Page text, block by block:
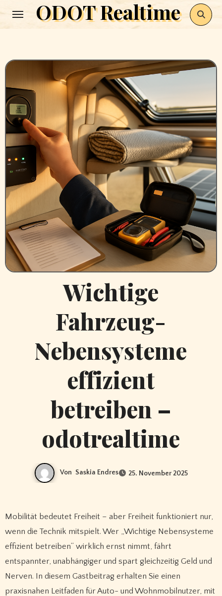
Inhalt
ODOT Realtime
Wichtige
Fahrzeug-
Nebensysteme
effizient
betreiben –
odotrealtime
Von Saskia Endres 25. November 2025
Mobilität bedeutet Freiheit – aber Freiheit funktioniert nur,
wenn die Technik mitspielt. Wer „Wichtige Nebensysteme
effizient betreiben“ wirklich ernst nimmt, fährt
entspannter, unabhängiger und spart gleichzeitig Geld und
Nerven. In diesem Gastbeitrag erhalten Sie einen
praxisnahen Leitfaden für Auto- und Wohnmobilnutzer, mit